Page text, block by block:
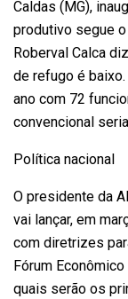
Caldas (MG),
produtivo segue
Roberval Calca
de refugo é
ano com 72
convencional
Política nacional
O presidente da
vai lançar, em
com diretrizes
Fórum
quais serão os